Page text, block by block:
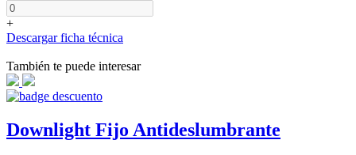
+
Descargar ficha técnica
También te puede interesar
Downlight Fijo Antideslumbrante